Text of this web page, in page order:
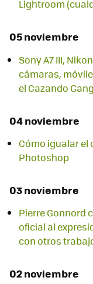
Lightroom
05 noviembre
Sony A7 III,
cámaras,
el Cazando
04 noviembre
Cómo igualar el
Photoshop
03 noviembre
Pierre Gonnord
oficial al
con otros
02 noviembre